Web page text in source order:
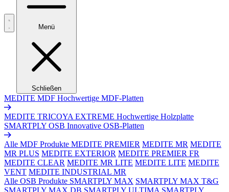
Menü
Schließen
MEDITE MDF Hochwertige MDF-Platten
MEDITE TRICOYA EXTREME Hochwertige Holzplatte
SMARTPLY OSB Innovative OSB-Platten
Alle MDF Produkte MEDITE PREMIER MEDITE MR MEDITE
MR PLUS MEDITE EXTERIOR MEDITE PREMIER FR
MEDITE CLEAR MEDITE MR LITE MEDITE LITE MEDITE
VENT MEDITE INDUSTRIAL MR
Alle OSB Produkte SMARTPLY MAX SMARTPLY MAX T&G
SMARTPLY MAX DB SMARTPLY ULTIMA SMARTPLY